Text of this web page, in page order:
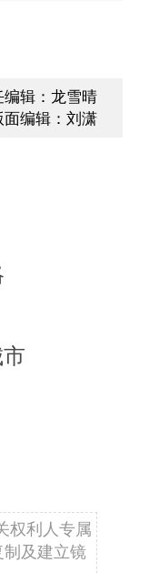
编辑：龙雪晴
面编辑：刘潇
权利人专属
及建立镜